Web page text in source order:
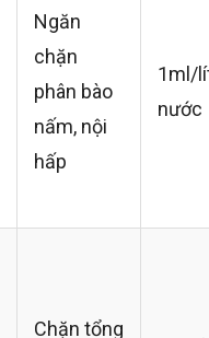
Ngăn
chặn
phân bào
nấm, nội
hấp
1ml/
nước
Chặn tổng